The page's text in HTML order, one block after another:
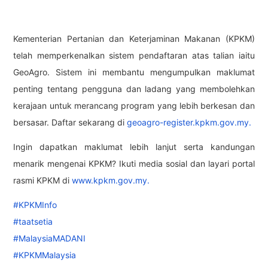
Kementerian Pertanian dan Keterjaminan Makanan (KPKM)
telah memperkenalkan sistem pendaftaran atas talian iaitu
GeoAgro. Sistem ini membantu mengumpulkan maklumat
penting tentang pengguna dan ladang yang membolehkan
kerajaan untuk merancang program yang lebih berkesan dan
bersasar. Daftar sekarang digeoagro-register.kpkm.gov.my.
Ingin dapatkan maklumat lebih lanjut serta kandungan
menarik mengenai KPKM? Ikuti media sosial dan layari portal
rasmi KPKM diwww.kpkm.gov.my.
#KPKMInfo
#taatsetia
#MalaysiaMADANI
#KPKMMalaysia